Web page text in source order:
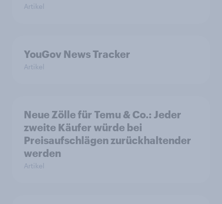
Artikel
YouGov News Tracker
Artikel
Neue Zölle für Temu & Co.: Jeder
zweite Käufer würde bei
Preisaufschlägen zurückhaltender
werden
Artikel